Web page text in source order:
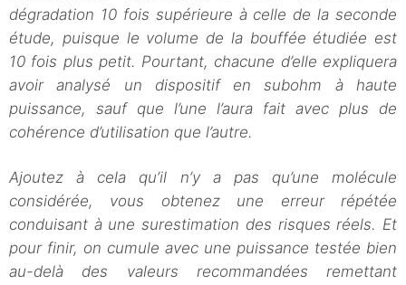
dégradation 10 fois supérieure à celle de la seconde
étude, puisque le volume de la bouffée étudiée est
10 fois plus petit. Pourtant, chacune d’elle expliquera
avoir analysé un dispositif en subohm à haute
puissance, sauf que l’une l’aura fait avec plus de
cohérence d’utilisation que l’autre.
Ajoutez à cela qu’il n’y a pas qu’une molécule
considérée, vous obtenez une erreur répétée
conduisant à une surestimation des risques réels. Et
pour finir, on cumule avec une puissance testée bien
au-delà des valeurs recommandées remettant